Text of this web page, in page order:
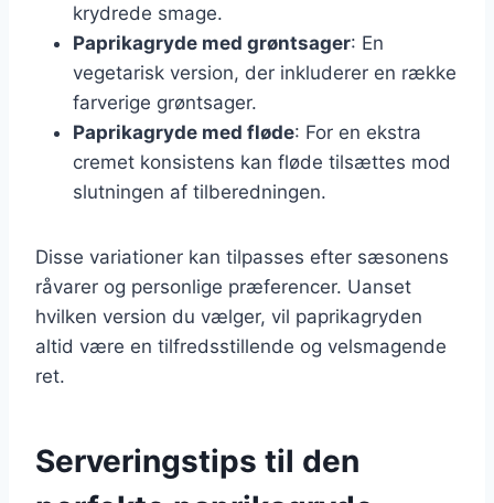
krydrede smage.
Paprikagryde med grøntsager: En
vegetarisk version, der inkluderer en række
farverige grøntsager.
Paprikagryde med fløde: For en ekstra
cremet konsistens kan fløde tilsættes mod
slutningen af tilberedningen.
Disse variationer kan tilpasses efter sæsonens
råvarer og personlige præferencer. Uanset
hvilken version du vælger, vil paprikagryden
altid være en tilfredsstillende og velsmagende
ret.
Serveringstips til den